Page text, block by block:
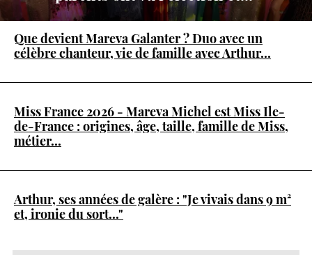
Que devient Mareva Galanter ? Duo avec un
célèbre chanteur, vie de famille avec Arthur...
Miss France 2026 - Mareva Michel est Miss Ile-
de-France : origines, âge, taille, famille de Miss,
métier...
Arthur, ses années de galère : "Je vivais dans 9 m²
et, ironie du sort..."